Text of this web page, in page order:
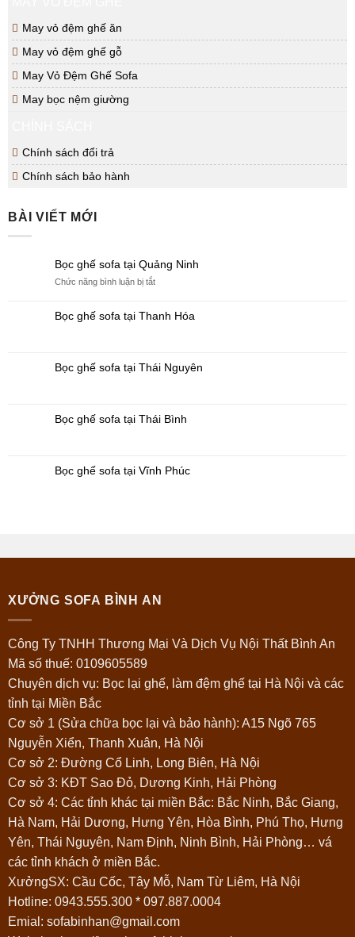
May vỏ đệm ghế ăn
May vỏ đệm ghế gỗ
May Vỏ Đệm Ghế Sofa
May bọc nệm giường
Chính sách đổi trả
Chính sách bảo hành
BÀI VIẾT MỚI
Bọc ghế sofa tại Quảng Ninh
Chức năng bình luận bị tắtở
sofa
Ninh
Bọc ghế sofa tại Thanh Hóa
Bọc ghế sofa tại Thái Nguyên
Bọc ghế sofa tại Thái Bình
Bọc ghế sofa tại Vĩnh Phúc
XƯỞNG SOFA BÌNH AN
Công Ty TNHH Thương Mại Và Dịch Vụ Nội Thất Bình An
Mã số thuế: 0109605589
Chuyên dịch vụ: Bọc lại ghế, làm đệm ghế tại Hà Nội và các
tỉnh tại Miền Bắc
Cơ sở 1 (Sửa chữa bọc lại và bảo hành): A15 Ngõ 765
Nguyễn Xiển, Thanh Xuân, Hà Nội
Cơ sở 2: Đường Cổ Linh, Long Biên, Hà Nội
Cơ sở 3: KĐT Sao Đỏ, Dương Kinh, Hải Phòng
Cơ sở 4: Các tỉnh khác tại miền Bắc: Bắc Ninh, Bắc Giang,
Hà Nam, Hải Dương, Hưng Yên, Hòa Bình, Phú Thọ, Hưng
Yên, Thái Nguyên, Nam Định, Ninh Bình, Hải Phòng… vá
các tỉnh khách ở miền Bắc.
XưởngSX: Cầu Cốc, Tây Mỗ, Nam Từ Liêm, Hà Nội
Hotline: 0943.555.300 * 097.887.0004
Emial: sofabinhan@gmail.com